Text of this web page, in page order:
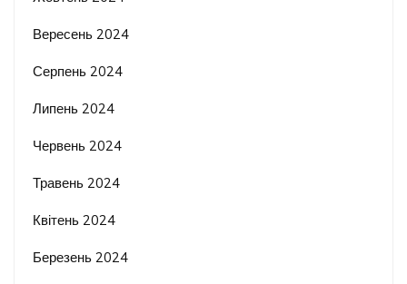
Вересень 2024
Серпень 2024
Липень 2024
Червень 2024
Травень 2024
Квітень 2024
Березень 2024